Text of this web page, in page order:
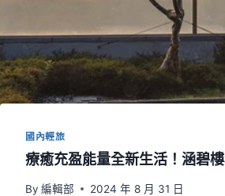
國內輕旅
療癒充盈能量全新生活！涵碧
By 編輯部 2024 年 8 月 31 日